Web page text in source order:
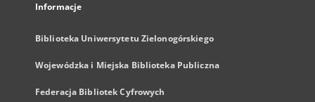
Informacje
Biblioteka Uniwersytetu Zielonogórskiego
Wojewódzka i Miejska Biblioteka Publiczna
Federacja Bibliotek Cyfrowych